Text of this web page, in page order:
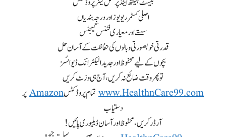
اصلی کسٹمر ریویوز اور درجہ بندیاں
سستے اور معیاری فٹنس گیجٹس
قدرتی خوبصورتی و بالوں کی حفاظت کے آسان حل
بچوں کے لیے محفوظ اور جدید الیکٹرانک ڈیوائسز
تو پھر وقت ضائع نہ کریں، آج ہی وزٹ کریں
www.HealthnCare99.com تمام پروڈکٹسAmazonپر
دستیاب
آرڈر کریں، محفوظ اور آسان ڈیلیوری پائیں!